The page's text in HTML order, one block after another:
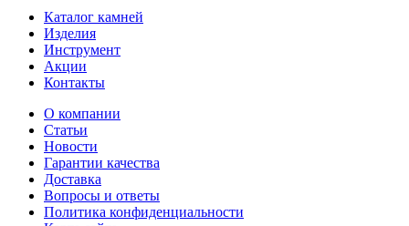
Каталог камней
Изделия
Инструмент
Акции
Контакты
О компании
Статьи
Новости
Гарантии качества
Доставка
Вопросы и ответы
Политика конфиденциальности